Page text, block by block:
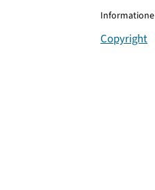
Copyright